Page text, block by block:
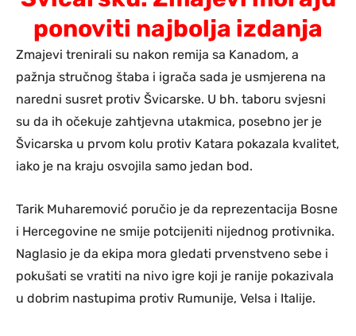
ponoviti najbolja izdanja
Zmajevi trenirali su nakon remija sa Kanadom, a
pažnja stručnog štaba i igrača sada je usmjerena na
naredni susret protiv Švicarske. U bh. taboru svjesni
su da ih očekuje zahtjevna utakmica, posebno jer je
Švicarska u prvom kolu protiv Katara pokazala kvalitet,
iako je na kraju osvojila samo jedan bod.
Tarik Muharemović poručio je da reprezentacija Bosne
i Hercegovine ne smije potcijeniti nijednog protivnika.
Naglasio je da ekipa mora gledati prvenstveno sebe i
pokušati se vratiti na nivo igre koji je ranije pokazivala
u dobrim nastupima protiv Rumunije, Velsa i Italije.